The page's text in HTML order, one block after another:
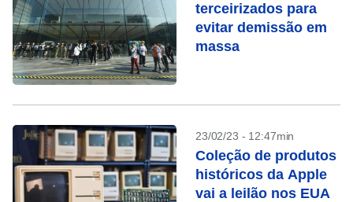
terceirizados para
evitar demissão em
massa
23/02/23 - 12:47min
Coleção de produtos
históricos da Apple
vai a leilão nos EUA